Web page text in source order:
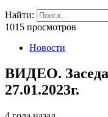
Найти:
1015 просмотров
Новости
ВИДЕО.
27.01.2023г.